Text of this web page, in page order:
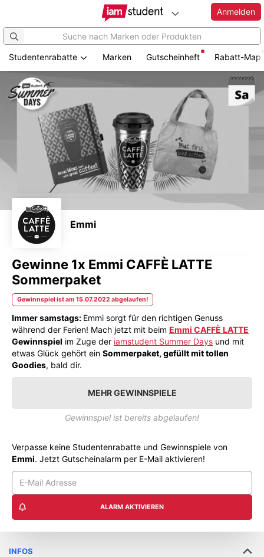
Hauptinhalt
springen
Anmelden
Studentenrabatte Marken Gutscheinheft Rabatt-Map
Emmi
Gewinne 1x Emmi CAFFÈ LATTE
Sommerpaket
Gewinnspiel ist am 15.07.2022 abgelaufen!
Immer samstags: Emmi sorgt für den richtigen Genuss
während der Ferien! Mach jetzt mit beim Emmi CAFFÈ LATTE
Gewinnspiel im Zuge der iamstudent Summer Days und mit
etwas Glück gehört ein Sommerpaket, gefüllt mit tollen
Goodies, bald dir.
MEHR GEWINNSPIELE
Gewinnspiel ist bereits abgelaufen!
Verpasse keine Studentenrabatte und Gewinnspiele von
Emmi. Jetzt Gutscheinalarm per E-Mail aktivieren!
ALARM AKTIVIEREN
INFOS